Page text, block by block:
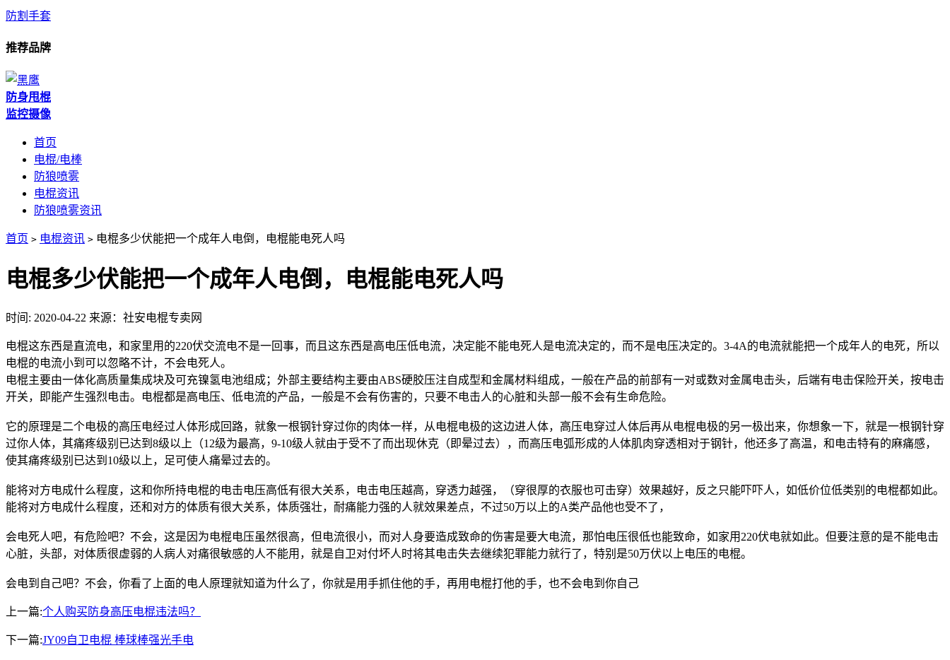
防割手套
推荐品牌
防身甩棍
监控摄像
首页
电棍/电棒
防狼喷雾
电棍资讯
防狼喷雾资讯
首页 > 电棍资讯 > 电棍多少伏能把一个成年人电倒，电棍能电死人吗
电棍多少伏能把一个成年人电倒，电棍能电死人吗
时间: 2020-04-22 来源：社安电棍专卖网
电棍这东西是直流电，和家里用的220伏交流电不是一回事，而且这东西是高电压低电流，决定能不能电死人是电流决定的，而不是电压决定的。3-4A的电流就能把一个成年人的电死，所以
电棍的电流小到可以忽略不计，不会电死人。
电棍主要由一体化高质量集成块及可充镍氢电池组成；外部主要结构主要由ABS硬胶压注自成型和金属材料组成，一般在产品的前部有一对或数对金属电击头，后端有电击保险开关，按电击
开关，即能产生强烈电击。电棍都是高电压、低电流的产品，一般是不会有伤害的，只要不电击人的心脏和头部一般不会有生命危险。
它的原理是二个电极的高压电经过人体形成回路，就象一根钢针穿过你的肉体一样，从电棍电极的这边进人体，高压电穿过人体后再从电棍电极的另一极出来，你想象一下，就是一根钢针穿
过你人体，其痛疼级别已达到8级以上（12级为最高，9-10级人就由于受不了而出现休克（即晕过去），而高压电弧形成的人体肌肉穿透相对于钢针，他还多了高温，和电击特有的麻痛感，
使其痛疼级别已达到10级以上，足可使人痛晕过去的。
能将对方电成什么程度，这和你所持电棍的电击电压高低有很大关系，电击电压越高，穿透力越强，（穿很厚的衣服也可击穿）效果越好，反之只能吓吓人，如低价位低类别的电棍都如此。
能将对方电成什么程度，还和对方的体质有很大关系，体质强壮，耐痛能力强的人就效果差点，不过50万以上的A类产品他也受不了，
会电死人吧，有危险吧？不会，这是因为电棍电压虽然很高，但电流很小，而对人身要造成致命的伤害是要大电流，那怕电压很低也能致命，如家用220伏电就如此。但要注意的是不能电击
心脏，头部，对体质很虚弱的人病人对痛很敏感的人不能用，就是自卫对付坏人时将其电击失去继续犯罪能力就行了，特别是50万伏以上电压的电棍。
会电到自己吧？不会，你看了上面的电人原理就知道为什么了，你就是用手抓住他的手，再用电棍打他的手，也不会电到你自己
上一篇:个人购买防身高压电棍违法吗？
下一篇:JY09自卫电棍 棒球棒强光手电